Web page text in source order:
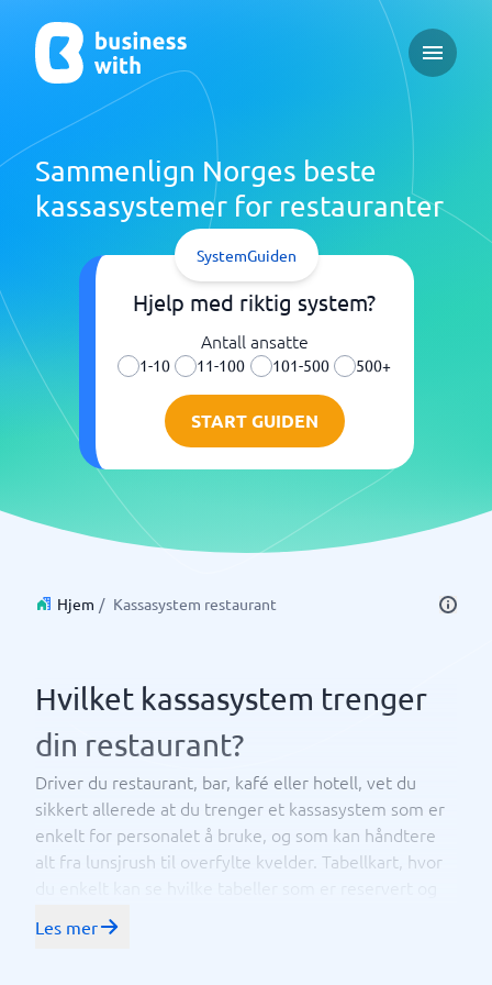
Open
Sammenlign Norges beste
kassasystemer for restauranter
Hjelp med riktig system?
Antall ansatte
1-10 11-100 101-500 500+
START GUIDEN
SystemGuiden
Hjem / Kassasystem restaurant
Hvilket kassasystem trenger
din restaurant?
Driver du restaurant, bar, kafé eller hotell, vet du
sikkert allerede at du trenger et kassasystem som er
enkelt for personalet å bruke, og som kan håndtere
alt fra lunsjrush til overfylte kvelder. Tabellkart, hvor
hvilke som ikke er det, letter planleggingen for
eksempel. Og hvordan ønsker du å bli betalt? I kassen,
Les mer